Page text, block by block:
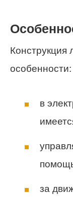
Конструкция
особенности:
в
за